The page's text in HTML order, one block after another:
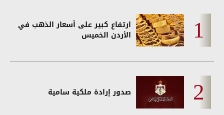
ارتفاع كبير على أسعار الذهب في
الأردن الخميس
صدور إرادة ملكية سامية